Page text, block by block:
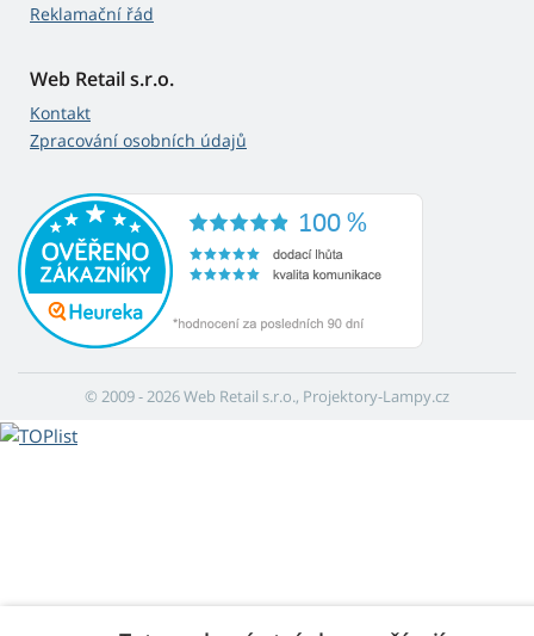
Reklamační řád
Web Retail s.r.o.
Kontakt
Zpracování osobních údajů
© 2009 - 2026 Web Retail s.r.o., Projektory-Lampy.cz